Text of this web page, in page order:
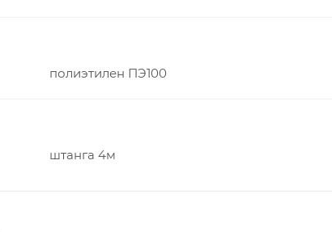
полиэтилен ПЭ100
штанга 4м